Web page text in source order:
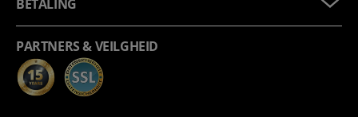
BETALING
PARTNERS & VEILGHEID